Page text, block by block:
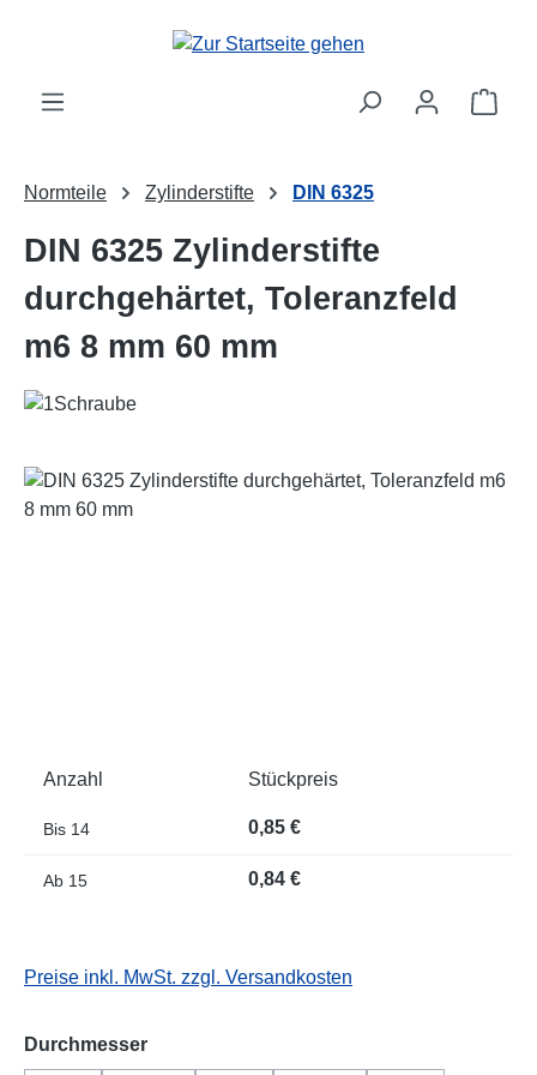
Zum Hauptinhalt springen
Normteile Zylinderstifte DIN 6325
DIN 6325 Zylinderstifte
durchgehärtet, Toleranzfeld
m6 8 mm 60 mm
Bildergalerie überspringen
Anzahl Stückpreis
Bis 14 0,85 €
Ab 15 0,84 €
Preise inkl. MwSt. zzgl. Versandkosten
Durchmesserauswählen